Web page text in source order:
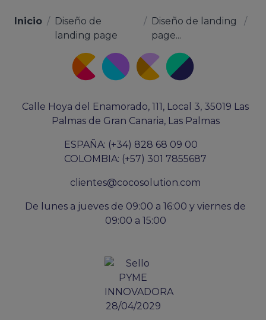
Inicio / Diseño de
landing page
/ Diseño de landing
page...
/
Calle Hoya del Enamorado, 111, Local 3, 35019 Las
Palmas de Gran Canaria, Las Palmas
ESPAÑA: (+34) 828 68 09 00
COLOMBIA: (+57) 301 7855687
clientes@cocosolution.com
De lunes a jueves de 09:00 a 16:00 y viernes de
09:00 a 15:00